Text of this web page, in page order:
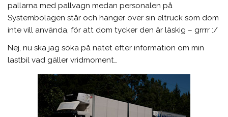
pallarna med pallvagn medan personalen på
Systembolagen står och hänger över sin eltruck som dom
inte vill använda, för att dom tycker den är läskig – grrrr :/
Nej, nu ska jag söka på nätet efter information om min
lastbil vad gäller vridmoment…